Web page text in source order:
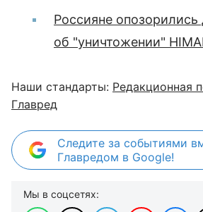
Россияне
об "уничтожении"
Наши стандарты: Редакционная
Главред
Следите за событиями
Главредом в Google!
Мы в соцсетях: